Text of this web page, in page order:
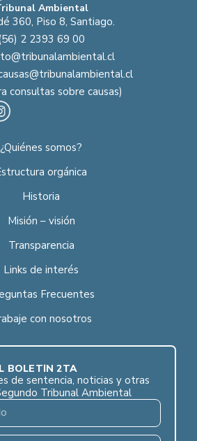
Ambiental
360, Piso 8, Santiago.
2 2393 69 00
consultas sobre causas)
¿Quiénes somos?
orgánica
Historia
Misión – visión
Transparencia
Links de interés
Frecuentes
con nosotros
BOLETÍN 2TA
de sentencia, noticias y otras
Tribunal Ambiental